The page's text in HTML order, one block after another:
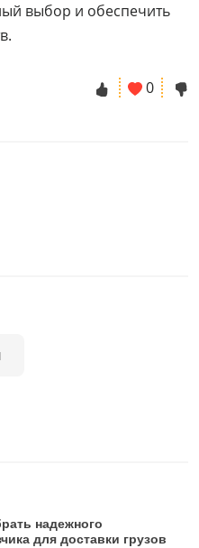
выбор и обеспечить
0
надежного
для доставки грузов